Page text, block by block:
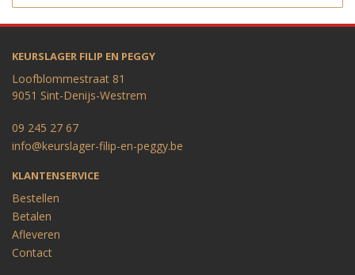
KEURSLAGER FILIP EN PEGGY
Loofblommestraat 81
9051 Sint-Denijs-Westrem
09 245 27 67
info@keurslager-filip-en-peggy.be
KLANTENSERVICE
Bestellen
Betalen
Afleveren
Contact